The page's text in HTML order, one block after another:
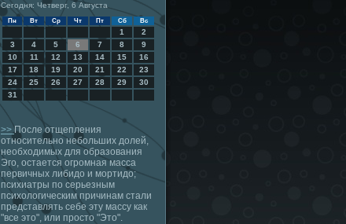
Сегодня: Четверг, 6 Августа
Пн Вт Ср Чт Пт Сб Вс
1
2
3
4 5 6 7 8
9
10
11 12 13 14 15
16
17
18 19 20 21 22
23
24
25 26 27 28 29
30
31
>>После отщепления
относительно небольших долей,
необходимых для образования
Эго, остается огромная масса
первичных либидо и мортидо;
психиатры по серьезным
психологическим причинам стали
представлять себе эту массу как
"все это", или просто "Это".